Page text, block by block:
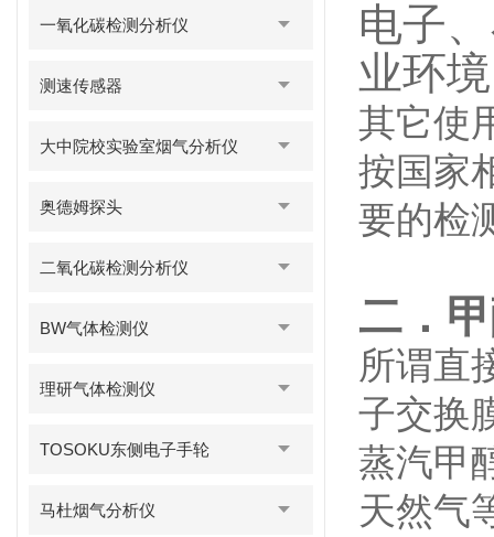
一氧化碳检测分析仪
测速传感器
大中院校实验室烟气分析仪
奥德姆探头
二氧化碳检测分析仪
BW气体检测仪
理研气体检测仪
TOSOKU东侧电子手轮
马杜烟气分析仪
电子
业环
其它使
按国家
要的检
二．
所谓直
子交换
蒸汽甲
天然气